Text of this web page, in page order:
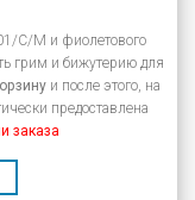
C/M и фиолетового
грим и бижутерию для
и после этого, на
предоставлена
заказа